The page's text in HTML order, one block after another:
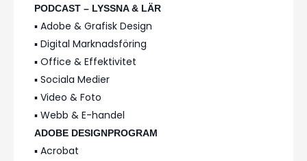
PODCAST – LYSSNA & LÄR
▪️ Adobe & Grafisk Design
▪️ Digital Marknadsföring
▪️ Office & Effektivitet
▪️ Sociala Medier
▪️ Video & Foto
▪️ Webb & E-handel
ADOBE DESIGNPROGRAM
▪️ Acrobat